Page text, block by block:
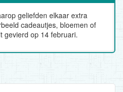
geliefden elkaar extra
cadeautjes, bloemen of
gevierd op 14 februari.